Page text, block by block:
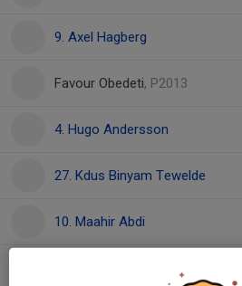
9. Axel Hagberg
Favour Obedeti, P2013
4. Hugo Andersson
27. Kdus Binyam Tewelde
10. Maahir Abdi